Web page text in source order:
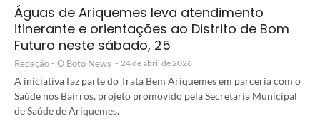
Águas de Ariquemes leva atendimento
itinerante e orientações ao Distrito de Bom
Futuro neste sábado, 25
Redação - O Boto News - 24 de abril de 2026
A iniciativa faz parte do Trata Bem Ariquemes em parceria com o
Saúde nos Bairros, projeto promovido pela Secretaria Municipal
de Saúde de Ariquemes.